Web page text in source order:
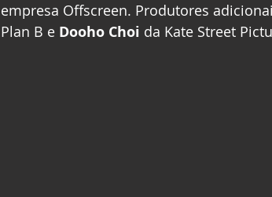
empresa Offscreen. Produtores
Plan B e Dooho Choi da Kate Street